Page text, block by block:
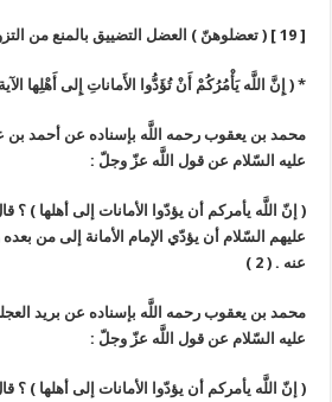
[ 19 ] ( تعضلوهنّ ) العضل التضييق بالمنع من التزويج .
* ( إِنَّ اللَّه يَأْمُرُكُمْ أَنْ تُؤَدُّوا الأَماناتِ إِلى أَهْلِها الآية
محمد بن يعقوب رحمه اللَّه بإسناده عن أحمد بن
عليه السّلام عن قول اللَّه عزّ وجلّ :
( إنّ اللَّه يأمركم أن يؤدّوا الأمانات إلى أهلها )
عليهم السّلام أن يؤدّي الإمام الأمانة إلى من بعده
عنه . ( 2 )
محمد بن يعقوب رحمه اللَّه بإسناده عن بريد
عليه السّلام عن قول اللَّه عزّ وجلّ :
( إنّ اللَّه يأمركم أن يؤدّوا الأمانات إلى أهلها ) ؟